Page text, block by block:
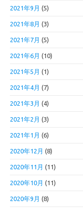
2021年9月 (5)
2021年8月 (3)
2021年7月 (5)
2021年6月 (10)
2021年5月 (1)
2021年4月 (7)
2021年3月 (4)
2021年2月 (3)
2021年1月 (6)
2020年12月 (8)
2020年11月 (11)
2020年10月 (11)
2020年9月 (8)